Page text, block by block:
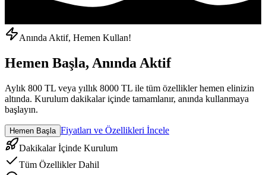
Anında Aktif, Hemen Kullan!
Hemen Başla, Anında Aktif
Aylık 800 TL veya yıllık 8000 TL ile tüm özellikler hemen elinizin
altında. Kurulum dakikalar içinde tamamlanır, anında kullanmaya
başlayın.
Hemen Başla Fiyatları ve Özellikleri İncele
Dakikalar İçinde Kurulum
Tüm Özellikler Dahil